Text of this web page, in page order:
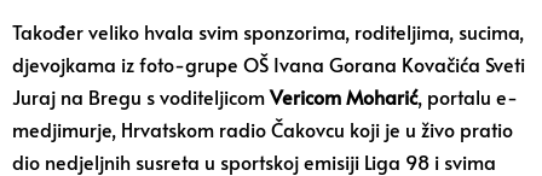
Također veliko hvala svim sponzorima, roditeljima, sucima,
djevojkama iz foto-grupe OŠ Ivana Gorana Kovačića Sveti
Juraj na Bregu s voditeljicomVericom Moharić, portalu e-
medjimurje, Hrvatskom radio Čakovcu koji je u živo pratio
dio nedjeljnih susreta u sportskoj emisiji Liga 98 i svima